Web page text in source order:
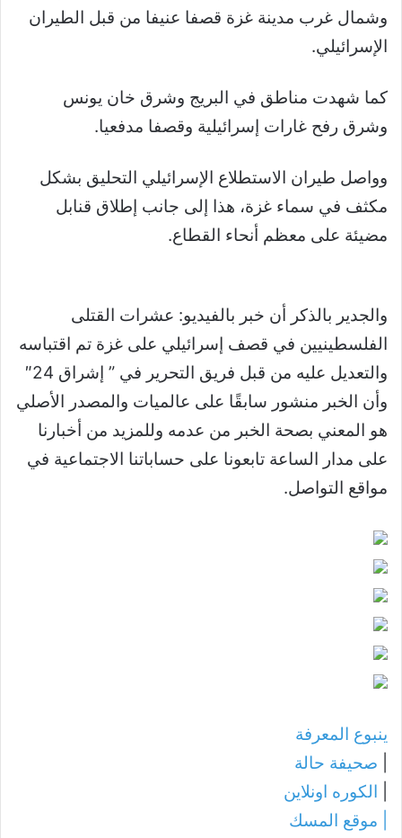
وشمال غرب مدينة غزة قصفا عنيفا من قبل الطيران
الإسرائيلي.
كما شهدت مناطق في البريج وشرق خان يونس
وشرق رفح غارات إسرائيلية وقصفا مدفعيا.
وواصل طيران الاستطلاع الإسرائيلي التحليق بشكل
مكثف في سماء غزة، هذا إلى جانب إطلاق قنابل
مضيئة على معظم أنحاء القطاع.
والجدير بالذكر أن خبر بالفيديو: عشرات القتلى
الفلسطينيين في قصف إسرائيلي على غزة تم اقتباسه
والتعديل عليه من قبل فريق التحرير في ” إشراق 24″
وأن الخبر منشور سابقًا على عالميات والمصدر الأصلي
هو المعني بصحة الخبر من عدمه وللمزيد من أخبارنا
على مدار الساعة تابعونا على حساباتنا الاجتماعية في
مواقع التواصل.
ينبوع المعرفة
صحيفة حالة
الكوره اونلاين
موقع المسك